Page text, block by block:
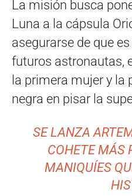
La misión busca
Luna a la cápsula
asegurarse de que
futuros astronautas,
la primera mujer y la
negra en pisar la
SE LANZA
COHETE MÁS
MANIQUÍES